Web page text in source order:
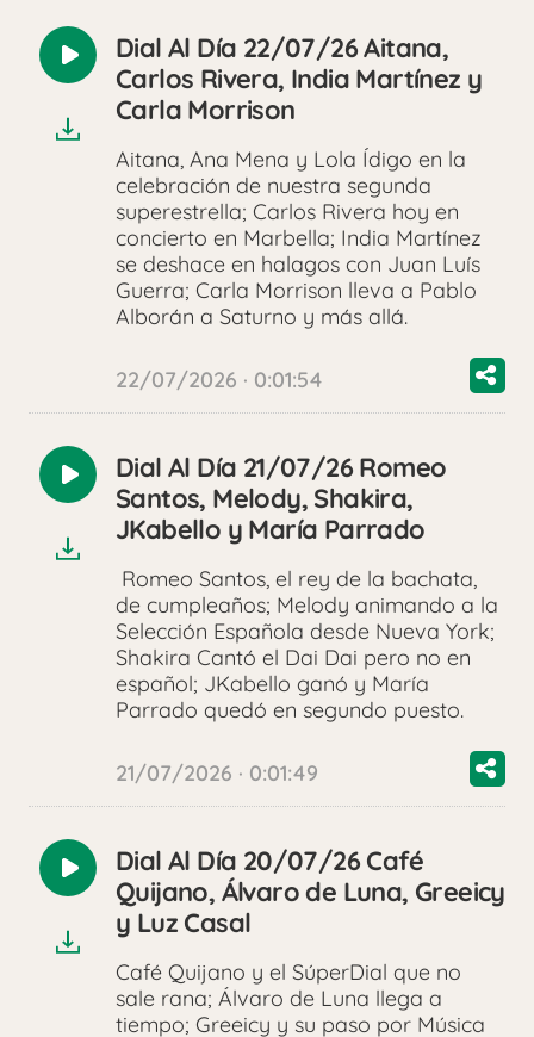
Reproducir
audio
Dial Al Día 22/07/26 Aitana,
Carlos Rivera, India Martínez y
Carla Morrison
Aitana, Ana Mena y Lola Ídigo en la
celebración de nuestra segunda
superestrella; Carlos Rivera hoy en
concierto en Marbella; India Martínez
se deshace en halagos con Juan Luís
Guerra; Carla Morrison lleva a Pablo
Alborán a Saturno y más allá.
22/07/2026 · 0:01:54
Reproducir
audio
Dial Al Día 21/07/26 Romeo
Santos, Melody, Shakira,
JKabello y María Parrado
Romeo Santos, el rey de la bachata,
de cumpleaños; Melody animando a la
Selección Española desde Nueva York;
Shakira Cantó el Dai Dai pero no en
español; JKabello ganó y María
Parrado quedó en segundo puesto.
21/07/2026 · 0:01:49
Reproducir
audio
Dial Al Día 20/07/26 Café
Quijano, Álvaro de Luna, Greeicy
y Luz Casal
Café Quijano y el SúperDial que no
sale rana; Álvaro de Luna llega a
tiempo; Greeicy y su paso por Música